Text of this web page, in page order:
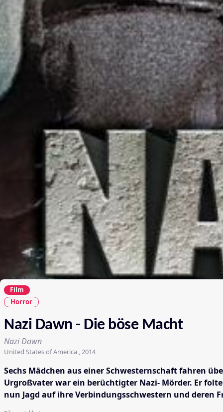
Film
Horror
Nazi Dawn - Die böse Macht
Nazi Dawn
United States of America , 2014
Sechs Mädchen aus einer Schwesternschaft fahren
Urgroßvater war ein berüchtigter Nazi- Mörder. Er
nun Jagd auf ihre Verbindungsschwestern und deren